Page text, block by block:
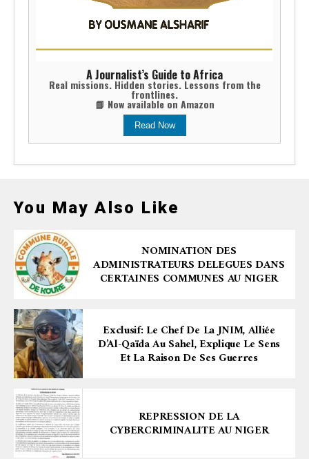
A Journalist’s Guide to Africa
Real missions. Hidden stories. Lessons from the
frontlines.
📘 Now available on Amazon
Read Now
You May Also Like
NOMINATION DES
ADMINISTRATEURS DELEGUES DANS
CERTAINES COMMUNES AU NIGER
Exclusif: Le Chef De La JNIM, Alliée
D’Al-Qaïda Au Sahel, Explique Le Sens
Et La Raison De Ses Guerres
REPRESSION DE LA
CYBERCRIMINALITE AU NIGER